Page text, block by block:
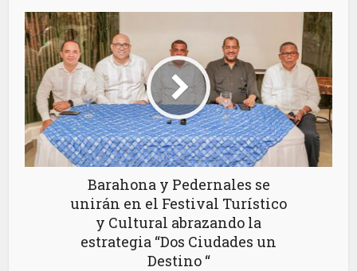
Barahona y Pedernales se
unirán en el Festival Turístico
y Cultural abrazando la
estrategia “Dos Ciudades un
Destino “